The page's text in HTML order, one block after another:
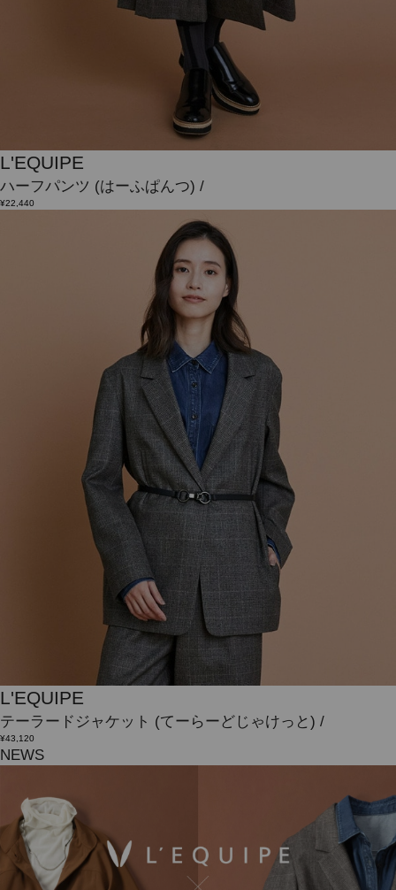
L'EQUIPE
ハーフパンツ (はーふぱんつ) /
¥22,440
L'EQUIPE
テーラードジャケット (てーらーどじゃけっと) /
¥43,120
NEWS